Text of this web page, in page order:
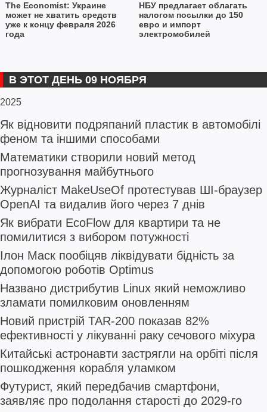
The Economist: Украине
может не хватить средств
уже к концу февраля 2026
года
НБУ предлагает облагать
налогом посылки до 150
евро и импорт
электромобилей
В ЭТОТ ДЕНЬ 09 НОЯБРЯ
2025
Як відновити подряпаний пластик в автомобілі
феном та іншими способами
Математики створили новий метод
прогнозування майбутнього
Журналіст MakeUseOf протестував ШІ-браузер
OpenAI та видалив його через 7 днів
Як вибрати EcoFlow для квартири та не
помилитися з вибором потужності
Ілон Маск пообіцяв ліквідувати бідність за
допомогою роботів Optimus
Названо дистрибутив Linux який неможливо
зламати помилковим оновленням
Новий пристрій TAR-200 показав 82%
ефективності у лікуванні раку сечового міхура
Китайські астронавти застрягли на орбіті після
пошкодження корабля уламком
Футурист, який передбачив смартфони,
заявляє про подолання старості до 2029-го